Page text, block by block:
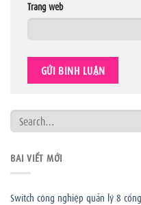
Trang web
BÀI VIẾT MỚI
Switch công nghiệp quản lý 8